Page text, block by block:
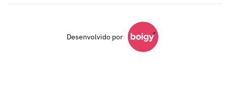
Desenvolvido por